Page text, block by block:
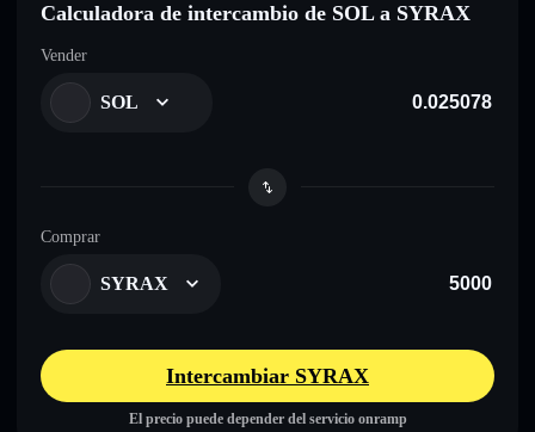
Calculadora de intercambio de SOL a SYRAX
Vender
SOL
Comprar
SYRAX
Intercambiar SYRAX
El precio puede depender del servicio onramp